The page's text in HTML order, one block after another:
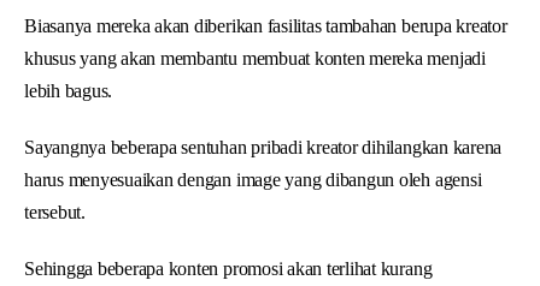
Biasanya mereka akan diberikan fasilitas tambahan berupa kreator
khusus yang akan membantu membuat konten mereka menjadi
lebih bagus.
Sayangnya beberapa sentuhan pribadi kreator dihilangkan karena
harus menyesuaikan dengan image yang dibangun oleh agensi
tersebut.
Sehingga beberapa konten promosi akan terlihat kurang